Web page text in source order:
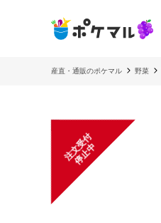
産直・通販のポケマル 野菜
注
文
受
付
停
止
中